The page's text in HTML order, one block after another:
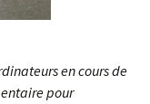
en cours de
pour